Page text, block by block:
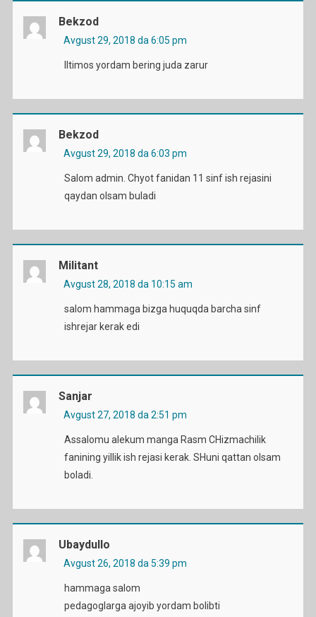
Bekzod
Avgust 29, 2018 da 6:05 pm
Iltimos yordam bering juda zarur
Bekzod
Avgust 29, 2018 da 6:03 pm
Salom admin. Chyot fanidan 11 sinf ish rejasini
qaydan olsam buladi
Militant
Avgust 28, 2018 da 10:15 am
salom hammaga bizga huquqda barcha sinf
ishrejar kerak edi
Sanjar
Avgust 27, 2018 da 2:51 pm
Assalomu alekum manga Rasm CHizmachilik
fanining yillik ish rejasi kerak. SHuni qattan olsam
boladi.
Ubaydullo
Avgust 26, 2018 da 5:39 pm
hammaga salom
pedagoglarga ajoyib yordam bolibti